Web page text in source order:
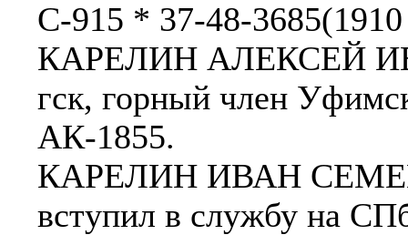
С-915 * 37-48-3685(1910
КАРЕЛИН АЛЕКСЕЙ
гск, горный член
АК-1855.
КАРЕЛИН ИВАН
вступил в службу на